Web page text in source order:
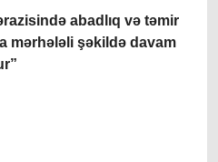
abadlıq və təmir
mərhələli şəkildə davam